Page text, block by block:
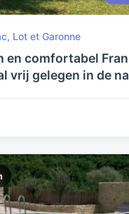
Lot et Garonne
en comfortabel
vrij gelegen in de